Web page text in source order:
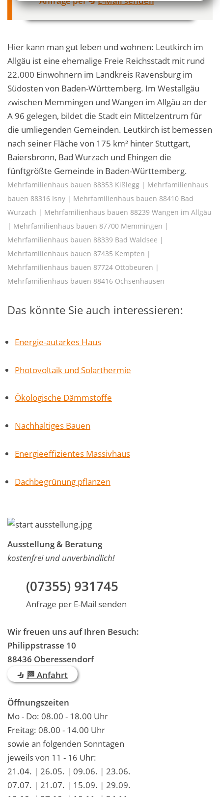
Hier kann man gut leben und wohnen: Leutkirch im
Allgäu ist eine ehemalige Freie Reichsstadt mit rund
22.000 Einwohnern im Landkreis Ravensburg im
Südosten von Baden-Württemberg. Im Westallgäu
zwischen Memmingen und Wangen im Allgäu an der
A 96 gelegen, bildet die Stadt ein Mittelzentrum für
die umliegenden Gemeinden. Leutkirch ist bemessen
nach seiner Fläche von 175 km² hinter Stuttgart,
Baiersbronn, Bad Wurzach und Ehingen die
fünftgrößte Gemeinde in Baden-Württemberg.
Mehrfamilienhaus bauen 88353 Kißlegg | Mehrfamilienhaus
bauen 88316 Isny | Mehrfamilienhaus bauen 88410 Bad
Wurzach | Mehrfamilienhaus bauen 88239 Wangen im Allgäu
| Mehrfamilienhaus bauen 87700 Memmingen |
Mehrfamilienhaus bauen 88339 Bad Waldsee |
Mehrfamilienhaus bauen 87435 Kempten |
Mehrfamilienhaus bauen 87724 Ottobeuren |
Mehrfamilienhaus bauen 88416 Ochsenhausen
Das könnte Sie auch interessieren:
Energie-autarkes Haus
Photovoltaik und Solarthermie
Ökologische Dämmstoffe
Nachhaltiges Bauen
Energieeffizientes Massivhaus
Dachbegrünung pflanzen
Ausstellung & Beratung
kostenfrei und unverbindlich!
(07355) 931745
Anfrage per E-Mail senden
Wir freuen uns auf Ihren Besuch:
Philippstrasse 10
88436 Oberessendorf
🏁 Anfahrt
Öffnungszeiten
Mo - Do: 08.00 - 18.00 Uhr
Freitag: 08.00 - 14.00 Uhr
sowie an folgenden Sonntagen
jeweils von 11 - 16 Uhr:
21.04. | 26.05. | 09.06. | 23.06.
07.07. | 21.07. | 15.09. | 29.09.